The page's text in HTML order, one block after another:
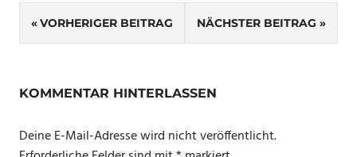
Beitragsnavigation
VORHERIGER BEITRAG NÄCHSTER BEITRAG
KOMMENTAR HINTERLASSEN
Deine E-Mail-Adresse wird nicht veröffentlicht.